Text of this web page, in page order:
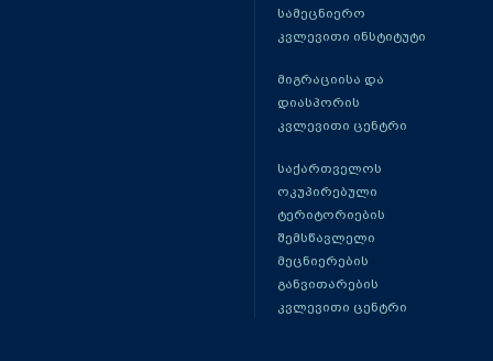
სამეცნიერო
კვლევითი ინსტიტუტი
მიგრაციისა და
დიასპორის
კვლევითი ცენტრი
საქართველოს
ოკუპირებული
ტერიტორიების
შემსწავლელი
მეცნიერების
განვითარების
კვლევითი ცენტრი